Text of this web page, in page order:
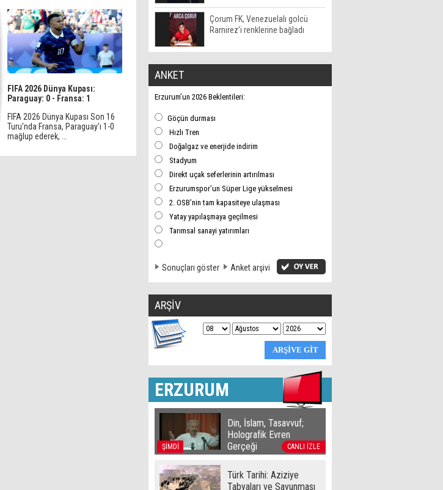
FIFA 2026 Dünya Kupası:
Paraguay: 0 - Fransa: 1
FIFA 2026 Dünya Kupası Son 16
Turu'nda Fransa, Paraguay'ı 1-0
mağlup ederek, ...
Çorum FK, Venezuelalı golcü
Ramirez'i renklerine bağladı
ANKET
Erzurum’un 2026 Beklentileri:
Göçün durması
Hızlı Tren
Doğalgaz ve enerjide indirim
Stadyum
Direkt uçak seferlerinin artırılması
Erzurumspor’un Süper Lige yükselmesi
2. OSB’nin tam kapasiteye ulaşması
Yatay yapılaşmaya geçilmesi
Tarımsal sanayi yatırımları
Sonuçları göster Anket arşivi
ARŞİV
ERZURUM
ŞİMDİ CANLI İZLE
Din, İslam, Tasavvuf;
Holografik Evren
Gerçeği
Türk Tarihi: Aziziye
Tabyaları ve Savunması